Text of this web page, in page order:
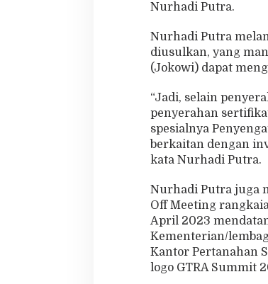
Nurhadi Putra.
Nurhadi Putra
diusulkan, yang
(Jokowi) dapat
“Jadi, selain
penyerahan
spesialnya
berkaitan dengan
kata Nurhadi Putra.
Nurhadi Putra juga
Off Meeting
April 2023
Kementerian/
Kantor Pertanahan
logo GTRA Summit